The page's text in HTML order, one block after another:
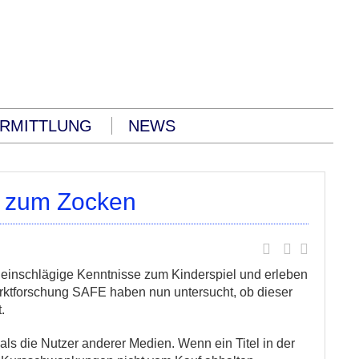
NEWS
Zocken
Kenntnisse zum Kinderspiel und erleben
SAFE haben nun untersucht, ob dieser
die Nutzer anderer Medien. Wenn ein Titel in der